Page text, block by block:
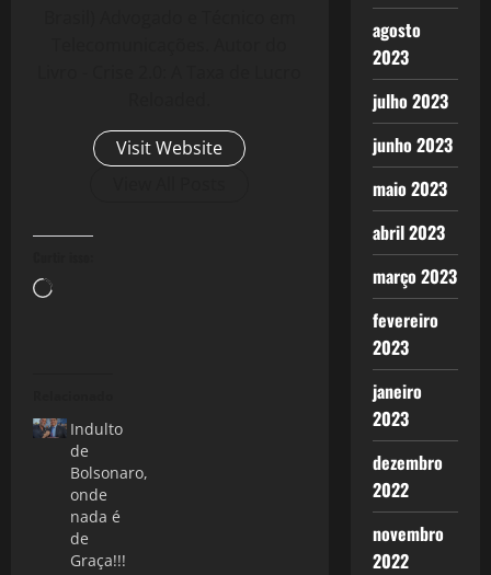
Visit Website
Carregando...
Indulto
de
Bolsonaro,
onde
nada é
de
Graça!!!
agosto
2023
julho 2023
junho 2023
maio 2023
abril 2023
março 2023
fevereiro
2023
janeiro
2023
dezembro
2022
novembro
2022